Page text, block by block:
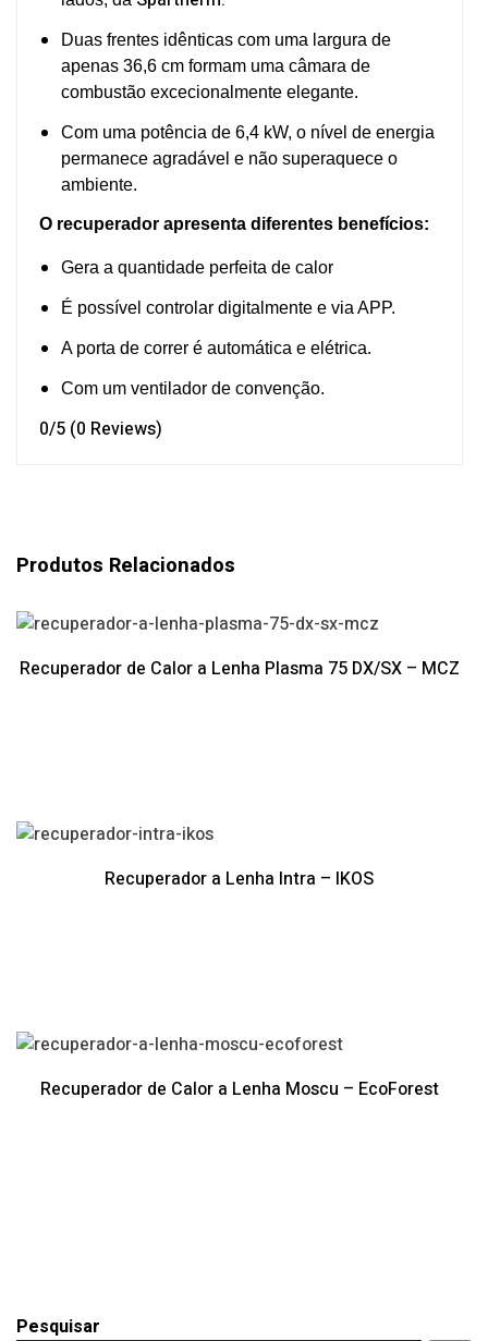
Duas frentes idênticas com uma largura de
apenas 36,6 cm formam uma câmara de
combustão excecionalmente elegante.
Com uma potência de 6,4 kW, o nível de energia
permanece agradável e não superaquece o
ambiente.
O recuperador apresenta diferentes benefícios:
Gera a quantidade perfeita de calor
É possível controlar digitalmente e via APP.
A porta de correr é automática e elétrica.
Com um ventilador de convenção.
0/5 (0 Reviews)
Produtos Relacionados
Recuperador de Calor a Lenha Plasma 75 DX/SX – MCZ
Recuperador a Lenha Intra – IKOS
Recuperador de Calor a Lenha Moscu – EcoForest
Pesquisar